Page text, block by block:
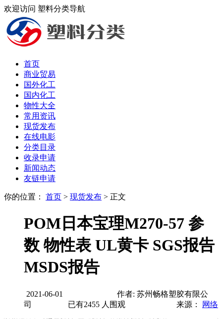
欢迎访问 塑料分类导航
首页
商业贸易
国外化工
国内化工
物性大全
常用资讯
现货发布
在线电影
分类目录
收录申请
新闻动态
友链申请
你的位置： 首页 > 现货发布 > 正文
POM日本宝理M270-57 参
数 物性表 UL黄卡 SGS报告
MSDS报告
2021-06-01
作者: 苏州畅格塑胶有限公
司
已有2455 人围观 来源： 网络